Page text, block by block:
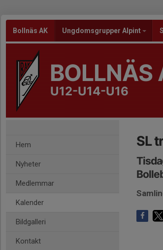
Bollnäs AK Ungdomsgrupper Alpint
BOLLNÄS
U12-U14-U16
Hem
Nyheter
Medlemmar
Kalender
Bildgalleri
Kontakt
SL